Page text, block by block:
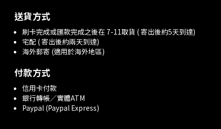
送貨方式
刷卡完成或匯款完成之後在 7-11取貨 ( 寄出後約5天到達)
宅配 ( 寄出後約兩天到達)
海外郵寄 (適用於海外地區)
付款方式
信用卡付款
銀行轉帳／實體ATM
Paypal (Paypal Express)